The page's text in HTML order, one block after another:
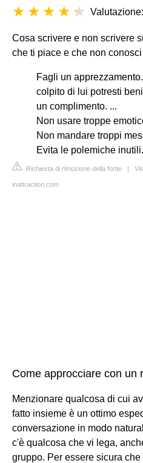
Cosa scrivere e non scrivere
che ti piace e che non conosci
Fagli un
colpito di lui potresti
un complimento. ...
Non usare troppe
Non mandare troppi
Evita le polemiche inutili.
Richiesta di rimozione della fonte |
inattraction.com
Come approcciare con un
Menzionare qualcosa di cui
fatto insieme è un ottimo
conversazione in modo
c'è qualcosa che vi lega,
gruppo. Per essere sicura